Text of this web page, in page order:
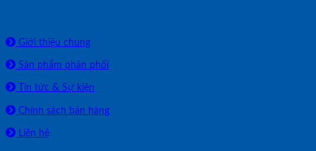
Giới thiệu chung
Sản phẩm phân phối
Tin tức & Sự kiện
Chính sách bán hàng
Liên hệ